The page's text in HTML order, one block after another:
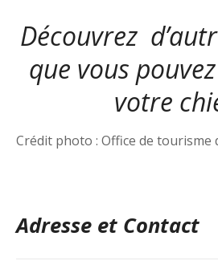
Découvrez
que vous
votre
Crédit photo : Office de tourisme
Adresse et Contact